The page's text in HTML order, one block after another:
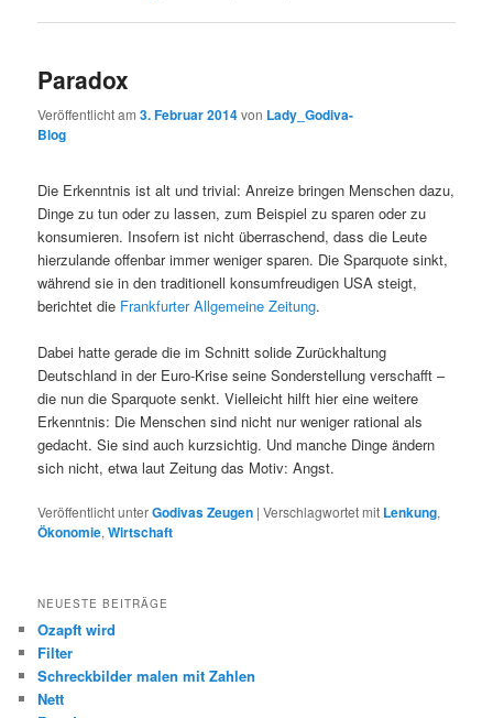
Paradox
Veröffentlicht am3. Februar 2014von Lady_Godiva-
Blog
Die Erkenntnis ist alt und trivial: Anreize bringen Menschen dazu,
Dinge zu tun oder zu lassen, zum Beispiel zu sparen oder zu
konsumieren. Insofern ist nicht überraschend, dass die Leute
hierzulande offenbar immer weniger sparen. Die Sparquote sinkt,
während sie in den traditionell konsumfreudigen USA steigt,
berichtet die Frankfurter Allgemeine Zeitung.
Dabei hatte gerade die im Schnitt solide Zurückhaltung
Deutschland in der Euro-Krise seine Sonderstellung verschafft –
die nun die Sparquote senkt. Vielleicht hilft hier eine weitere
Erkenntnis: Die Menschen sind nicht nur weniger rational als
gedacht. Sie sind auch kurzsichtig. Und manche Dinge ändern
sich nicht, etwa laut Zeitung das Motiv: Angst.
Veröffentlicht unterGodivas Zeugen |Verschlagwortet mit Lenkung,
Ökonomie,Wirtschaft
NEUESTE BEITRÄGE
Ozapft wird
Filter
Schreckbilder malen mit Zahlen
Nett